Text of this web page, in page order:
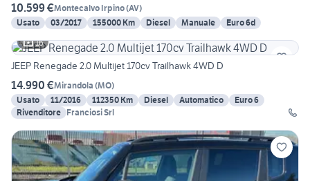
10.599 €Montecalvo Irpino(AV)
Usato
03/2017 155000 Km Diesel Manuale
Euro 6d
16
JEEP Renegade 2.0 Multijet 170cv Trailhawk 4WD D
14.990 €Mirandola (MO)
Usato
11/2016 112350 Km Diesel Automatico
Euro 6
Rivenditore Franciosi Srl